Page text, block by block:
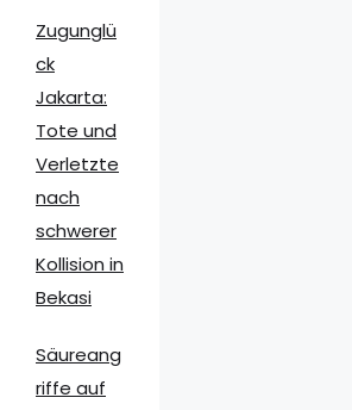
Zugunglü
ck
Jakarta:
Tote und
Verletzte
nach
schwerer
Kollision in
Bekasi
Säureang
riffe auf